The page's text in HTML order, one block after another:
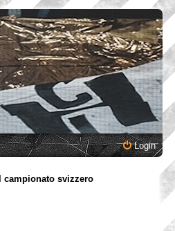
Login
Il campionato svizzero